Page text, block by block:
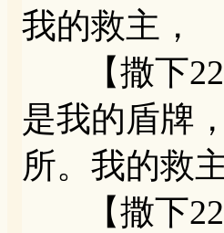
我的救主，
【撒下
是我的盾牌
所。我的救
【撒下